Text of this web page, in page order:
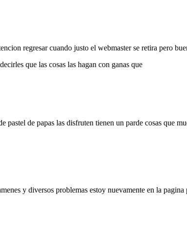
regresar cuando justo el webmaster se retira pero
que las cosas las hagan con ganas que
de papas las disfruten tienen un parde cosas que
y diversos problemas estoy nuevamente en la